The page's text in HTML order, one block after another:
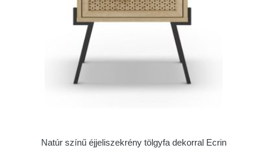
Natúr színű éjjeliszekrény tölgyfa dekorral Ecrin